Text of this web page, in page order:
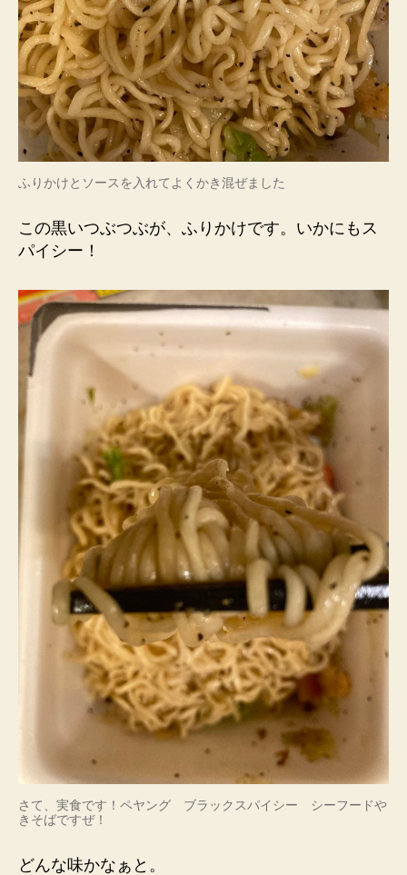
ふりかけとソースを入れてよくかき混ぜました
この黒いつぶつぶが、ふりかけです。いかにもス
パイシー！
さて、実食です！ペヤング ブラックスパイシー シーフードや
きそばですぜ！
どんな味かなぁと。